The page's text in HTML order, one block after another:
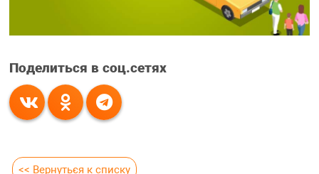
Поделиться в соц.сетях
<< Вернуться к списку